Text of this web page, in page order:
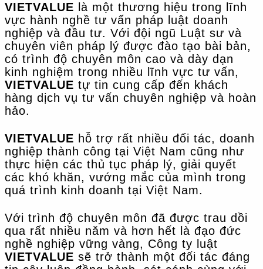
VIETVALUE là một thương hiệu trong lĩnh
vực hành nghề tư vấn pháp luật doanh
nghiệp và đầu tư. Với đội ngũ Luật sư và
chuyên viên pháp lý được đào tạo bài bản,
có trình độ chuyên môn cao và dày dạn
kinh nghiệm trong nhiều lĩnh vực tư vấn,
VIETVALUE tự tin cung cấp đến khách
hàng dịch vụ tư vấn chuyên nghiệp và hoàn
hảo.
VIETVALUE hỗ trợ rất nhiều đối tác, doanh
nghiệp thành công tại Việt Nam cũng như
thực hiện các thủ tục pháp lý, giải quyết
các khó khăn, vướng mắc của mình trong
quá trình kinh doanh tại Việt Nam.
Với trình độ chuyên môn đã được trau dồi
qua rất nhiều năm và hơn hết là đạo đức
nghề nghiệp vững vàng, Công ty luật
VIETVALUE sẽ trở thành một đối tác đáng